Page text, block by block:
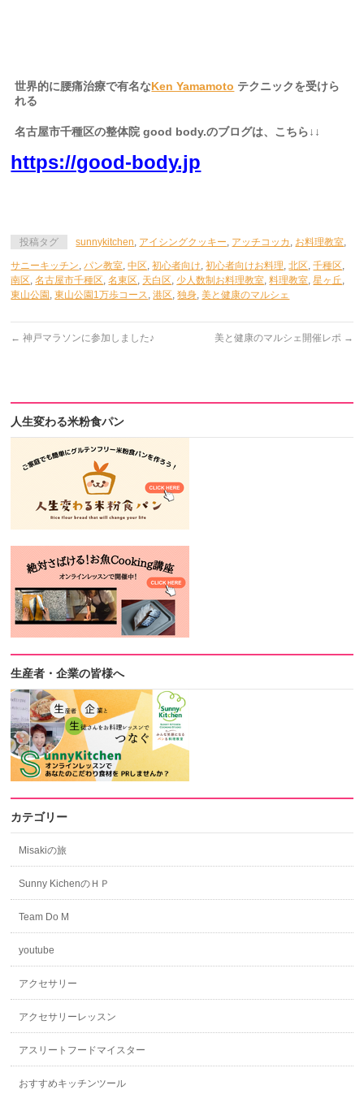
世界的に腰痛治療で有名なKen Yamamoto テクニックを受けら
れる
名古屋市千種区の整体院 good body.のブログは、こちら↓↓
https://good-body.jp
投稿タグ sunnykitchen, アイシングクッキー, アッチコッカ , お料理教室,
サニーキッチン,パン教室,中区,初心者向け,初心者向けお料理,北区,千種区,
南区,名古屋市千種区,名東区, 天白区, 少人数制お料理教室,料理教室,星ヶ丘,
東山公園,東山公園1万歩コース,港区,独身,美と健康のマルシェ
← 神戸マラソンに参加しました♪ 美と健康のマルシェ開催レポ →
人生変わる米粉食パン
生産者・企業の皆様へ
カテゴリー
Misakiの旅
Sunny KichenのＨＰ
Team Do M
youtube
アクセサリー
アクセサリーレッスン
アスリートフードマイスター
おすすめキッチンツール